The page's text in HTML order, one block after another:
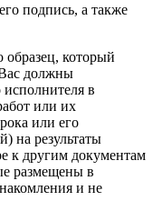
подпись, а также
образец, который
должны
исполнителя в
или их
или его
на результаты
к другим документам
размещены в
и не